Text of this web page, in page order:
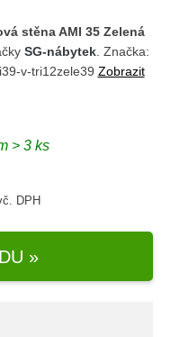
stěna AMI 35 Zelená
SG-nábytek . Značka:
v-tri12zele39 Zobrazit
> 3 ks
DPH
»